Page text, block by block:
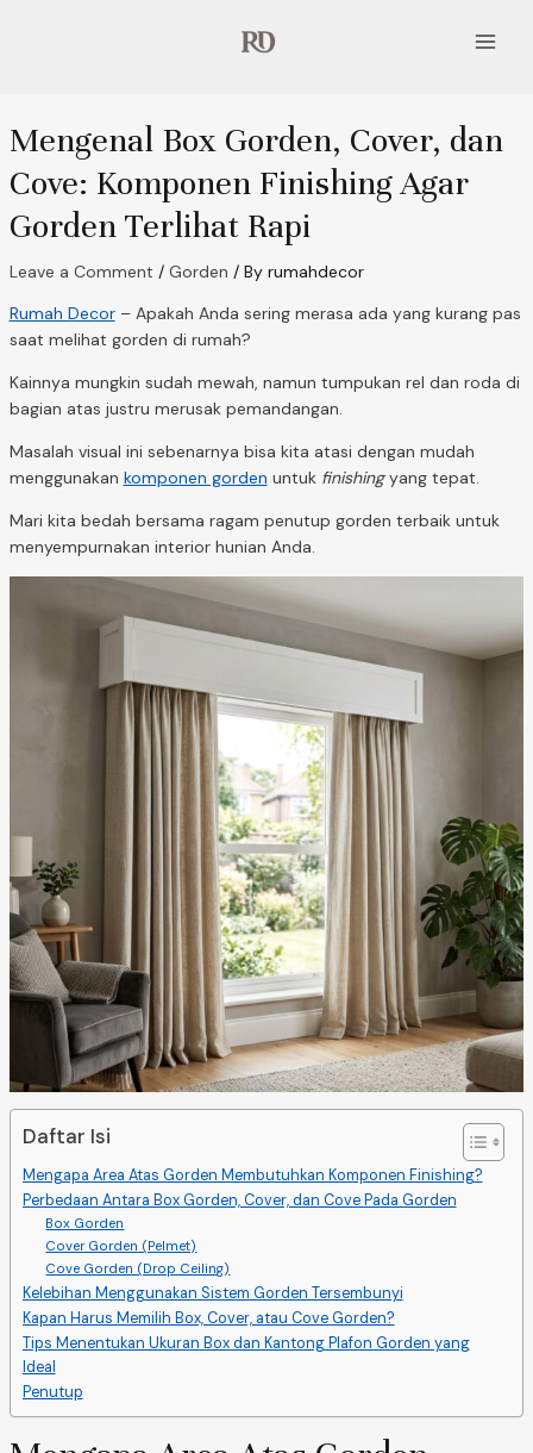
Mengenal Box Gorden, Cover, dan
Cove: Komponen Finishing Agar
Gorden Terlihat Rapi
Leave a Comment / Gorden / By rumahdecor
Rumah Decor– Apakah Anda sering merasa ada yang kurang pas
saat melihat gorden di rumah?
Kainnya mungkin sudah mewah, namun tumpukan rel dan roda di
bagian atas justru merusak pemandangan.
Masalah visual ini sebenarnya bisa kita atasi dengan mudah
menggunakan komponen gorden untuk finishingyang tepat.
Mari kita bedah bersama ragam penutup gorden terbaik untuk
menyempurnakan interior hunian Anda.
Daftar Isi
Mengapa Area Atas Gorden Membutuhkan Komponen Finishing?
Perbedaan Antara Box Gorden, Cover, dan Cove Pada Gorden
Box Gorden
Cover Gorden (Pelmet)
Cove Gorden (Drop Ceiling)
Kelebihan Menggunakan Sistem Gorden Tersembunyi
Kapan Harus Memilih Box, Cover, atau Cove Gorden?
Tips Menentukan Ukuran Box dan Kantong Plafon Gorden yang
Ideal
Penutup